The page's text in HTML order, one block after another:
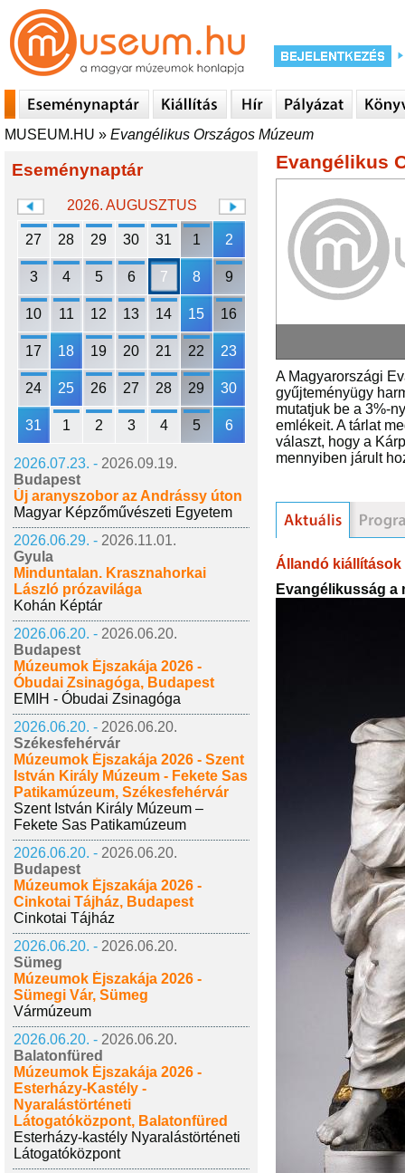
MUSEUM.HU » Evangélikus Országos Múzeum
Eseménynaptár
2026. AUGUSZTUS
27 28 29 30 31 1 2
3 4 5 6 7 8 9
10 11 12 13 14 15 16
17 18 19 20 21 22 23
24 25 26 27 28 29 30
31 1 2 3 4 5 6
2026.07.23. - 2026.09.19.
Budapest
Új aranyszobor az Andrássy úton
Magyar Képzőművészeti Egyetem
2026.06.29. - 2026.11.01.
Gyula
Minduntalan. Krasznahorkai
László prózavilága
Kohán Képtár
2026.06.20. - 2026.06.20.
Budapest
Múzeumok Éjszakája 2026 -
Óbudai Zsinagóga, Budapest
EMIH - Óbudai Zsinagóga
2026.06.20. - 2026.06.20.
Székesfehérvár
Múzeumok Éjszakája 2026 - Szent
István Király Múzeum - Fekete Sas
Patikamúzeum, Székesfehérvár
Szent István Király Múzeum –
Fekete Sas Patikamúzeum
2026.06.20. - 2026.06.20.
Budapest
Múzeumok Éjszakája 2026 -
Cinkotai Tájház, Budapest
Cinkotai Tájház
2026.06.20. - 2026.06.20.
Sümeg
Múzeumok Éjszakája 2026 -
Sümegi Vár, Sümeg
Vármúzeum
2026.06.20. - 2026.06.20.
Balatonfüred
Múzeumok Éjszakája 2026 -
Esterházy-Kastély -
Nyaralástörténeti
Látogatóközpont, Balatonfüred
Esterházy-kastély Nyaralástörténeti
Látogatóközpont
Evangélikus
A Magyarországi
gyűjteményügy
mutatjuk be a 3%-
emlékeit. A tárlat
választ, hogy a
mennyiben járult
Állandó kiállítások
Evangélikusság a